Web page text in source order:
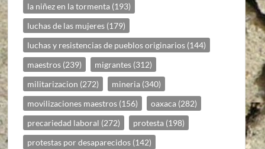
la niñez en la tormenta (193)
luchas de las mujeres (179)
luchas y resistencias de pueblos originarios (144)
maestros (239) migrantes (312)
militarizacion (272) mineria (340)
movilizaciones maestros (156) oaxaca (282)
precariedad laboral (272) protesta (198)
protestas por desaparecidos (142)